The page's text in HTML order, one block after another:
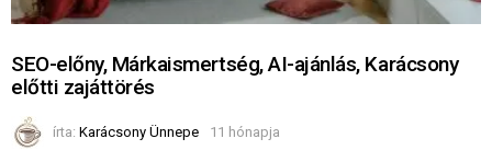
SEO-előny, Márkaismertség, AI-ajánlás, Karácsony
előtti zajáttörés
írta: Karácsony Ünnepe 11 hónapja